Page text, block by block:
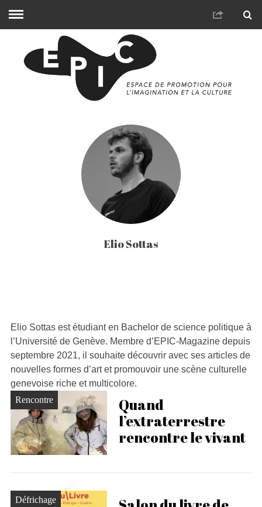
Elio Sottas
Elio Sottas est étudiant en Bachelor de science politique à
l’Université de Genève. Membre d’EPIC-Magazine depuis
septembre 2021, il souhaite découvrir avec ses articles de
nouvelles formes d’art et promouvoir une scène culturelle
genevoise riche et multicolore.
Rencontre
Quand
l’extraterrestre
rencontre le vivant
Défrichage